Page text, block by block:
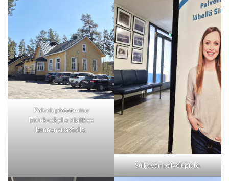
Palvelupisteemme
Enonkoskella sijaitsee
kunnanvirastolla.
Sulkavan palvelupiste.